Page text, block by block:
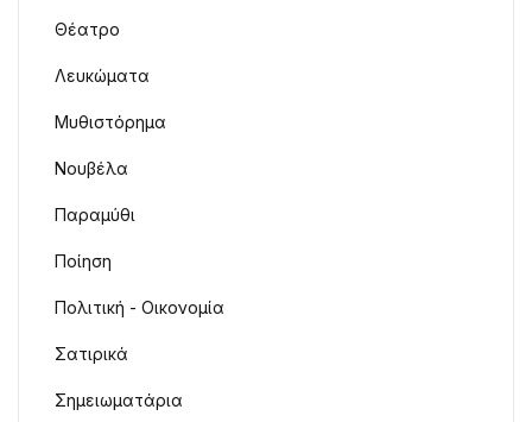
Θέατρο
Λευκώματα
Μυθιστόρημα
Νουβέλα
Παραμύθι
Ποίηση
Πολιτική - Οικονομία
Σατιρικά
Σημειωματάρια